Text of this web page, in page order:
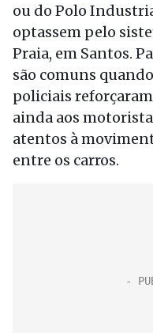
ou do Polo
optassem pelo
Praia, em Santos.
são comuns
policiais
ainda aos
atentos à
entre os carros.